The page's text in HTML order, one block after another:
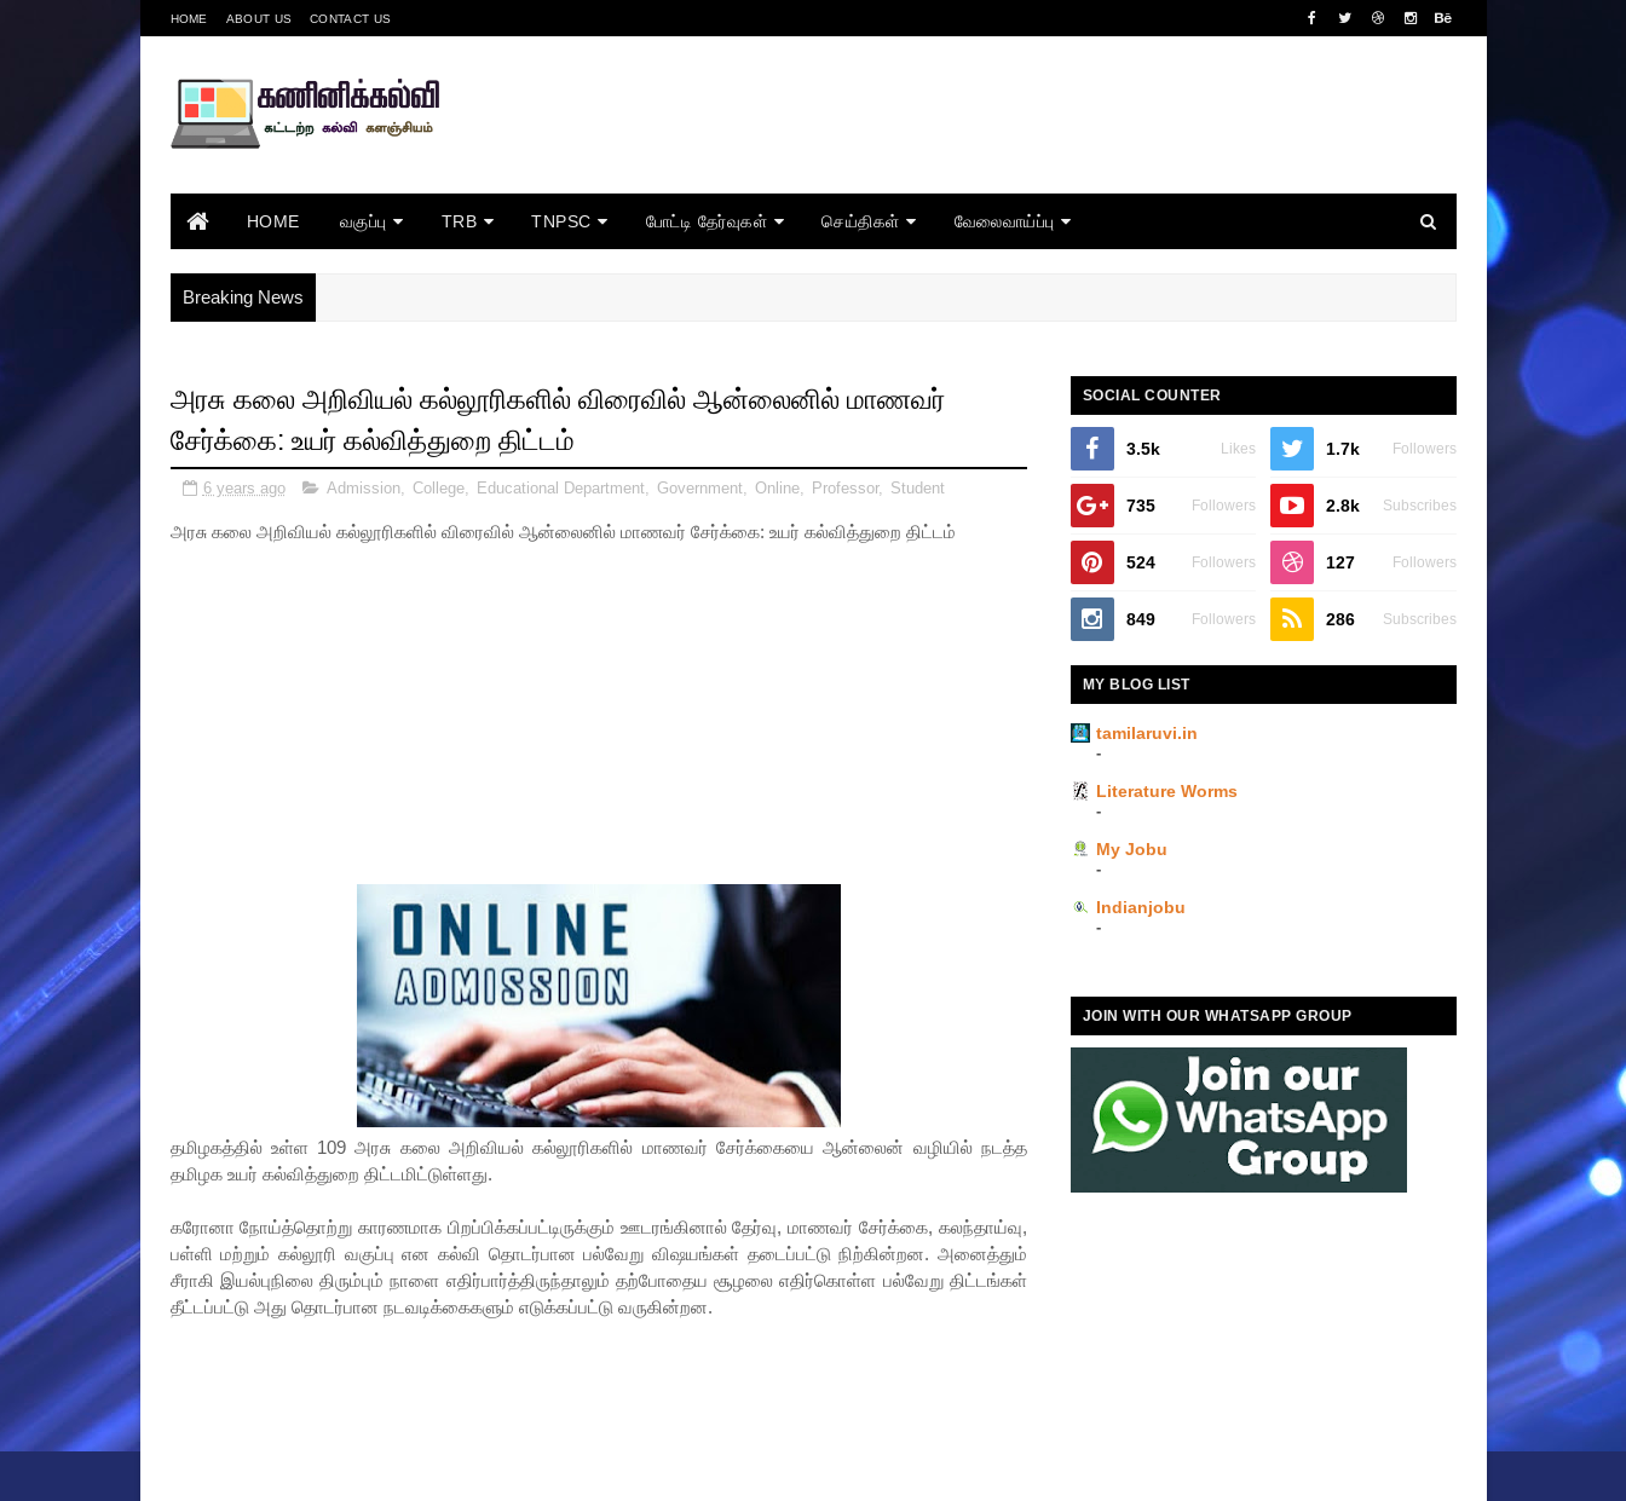
HOME ABOUT US CONTACT US
HOME வகுப்பு TRB TNPSC போட்டி தேர்வுகள் செய்திகள் வேலைவாய்ப்பு
Breaking News
அரசு கலை அறிவியல் கல்லூரிகளில் விரைவில் ஆன்லைனில் மாணவர்
சேர்க்கை: உயர் கல்வித்துறை திட்டம்
6 years ago Admission, College, Educational Department, Government, Online, Professor, Student
அரசு கலை அறிவியல் கல்லூரிகளில் விரைவில் ஆன்லைனில் மாணவர் சேர்க்கை: உயர் கல்வித்துறை திட்டம்
தமிழகத்தில் உள்ள 109 அரசு கலை அறிவியல் கல்லூரிகளில் மாணவர் சேர்க்கையை ஆன்லைன் வழியில் நடத்த
தமிழக உயர் கல்வித்துறை திட்டமிட்டுள்ளது.
கரோனா நோய்த்தொற்று காரணமாக பிறப்பிக்கப்பட்டிருக்கும் ஊடரங்கினால் தேர்வு, மாணவர் சேர்க்கை, கலந்தாய்வு,
பள்ளி மற்றும் கல்லூரி வகுப்பு என கல்வி தொடர்பான பல்வேறு விஷயங்கள் தடைப்பட்டு நிற்கின்றன. அனைத்தும்
சீராகி இயல்புநிலை திரும்பும் நாளை எதிர்பார்த்திருந்தாலும் தற்போதைய சூழலை எதிர்கொள்ள பல்வேறு திட்டங்கள்
தீட்டப்பட்டு அது தொடர்பான நடவடிக்கைகளும் எடுக்கப்பட்டு வருகின்றன.
SOCIAL COUNTER
3.5k Likes 1.7k Followers
735 Followers 2.8k Subscribes
524 Followers 127 Followers
849 Followers 286 Subscribes
MY BLOG LIST
tamilaruvi.in
-
Literature Worms
-
My Jobu
-
Indianjobu
-
JOIN WITH OUR WHATSAPP GROUP